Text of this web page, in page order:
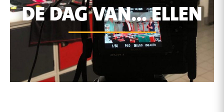
DE DAG VAN… ELLEN